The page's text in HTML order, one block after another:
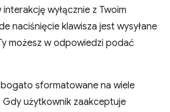
wyłącznie z Twoim
naciśnięcie klawisza jest wysyłane
możesz w odpowiedzi podać
sformatowane na wiele
użytkownik zaakceptuje